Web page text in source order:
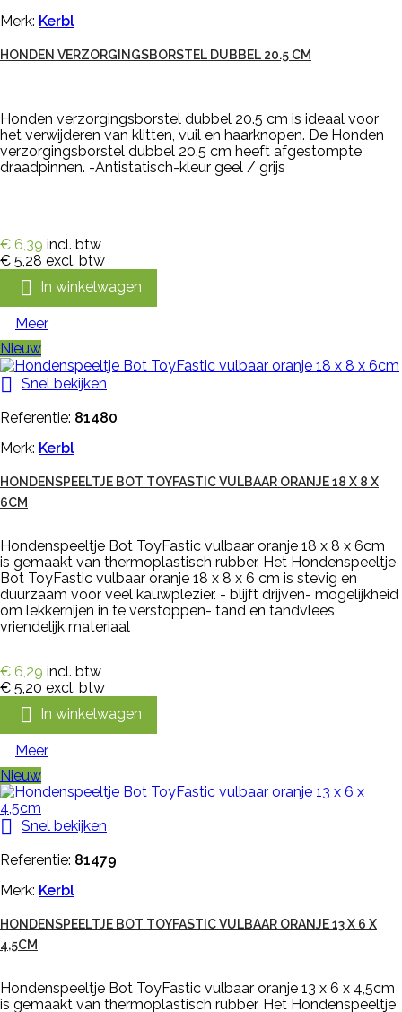
Merk: Kerbl
HONDEN VERZORGINGSBORSTEL DUBBEL 20.5 CM
Honden verzorgingsborstel dubbel 20.5 cm is ideaal voor
het verwijderen van klitten, vuil en haarknopen. De Honden
verzorgingsborstel dubbel 20.5 cm heeft afgestompte
draadpinnen. -Antistatisch-kleur geel / grijs
€ 6,39 incl. btw
€ 5,28 excl. btw
 In winkelwagen
Meer
Nieuw
 Snel bekijken
Referentie: 81480
Merk: Kerbl
HONDENSPEELTJE BOT TOYFASTIC VULBAAR ORANJE 18 X 8 X
6CM
Hondenspeeltje Bot ToyFastic vulbaar oranje 18 x 8 x 6cm
is gemaakt van thermoplastisch rubber. Het Hondenspeeltje
Bot ToyFastic vulbaar oranje 18 x 8 x 6 cm is stevig en
duurzaam voor veel kauwplezier. - blijft drijven- mogelijkheid
om lekkernijen in te verstoppen- tand en tandvlees
vriendelijk materiaal
€ 6,29 incl. btw
€ 5,20 excl. btw
 In winkelwagen
Meer
Nieuw
 Snel bekijken
Referentie: 81479
Merk: Kerbl
HONDENSPEELTJE BOT TOYFASTIC VULBAAR ORANJE 13 X 6 X
4,5CM
Hondenspeeltje Bot ToyFastic vulbaar oranje 13 x 6 x 4,5cm
is gemaakt van thermoplastisch rubber. Het Hondenspeeltje